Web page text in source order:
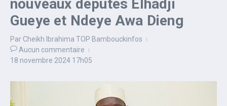
nouveaux députés Elhadji
Gueye et Ndeye Awa Dieng
Par Cheikh Ibrahima TOP Bambouckinfos
Aucun commentaire
18 novembre 2024 17h05